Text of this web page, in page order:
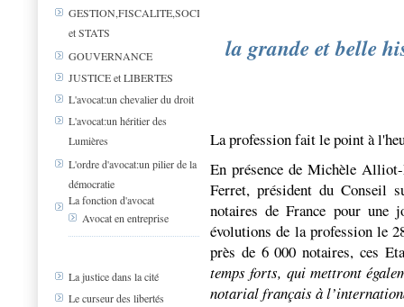
GESTION,FISCALITE,SOCIAL
et STATS
GOUVERNANCE
JUSTICE et LIBERTES
L'avocat:un chevalier du droit
L'avocat:un héritier des
Lumières
L'ordre d'avocat:un pilier de la
démocratie
La fonction d'avocat
Avocat en entreprise
La justice dans la cité
Le curseur des libertés
la grande et belle
La profession fait le point à
En présence de Michèle
Ferret, président du Conseil
notaires de France pour une
évolutions de la profession le
près de 6 000 notaires, ces
temps forts, qui mettront
notarial français à